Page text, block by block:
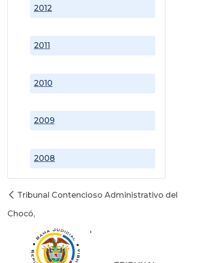
2008
2009
2010
2011
2012
Tribunal Contencioso Administrativo del
Chocó,
'